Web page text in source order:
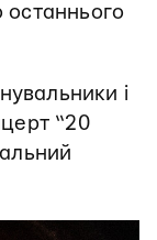
останнього
і
“20